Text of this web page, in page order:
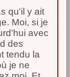
qu'il y ait
Moi, si je
avec
des
tendu la
je ne